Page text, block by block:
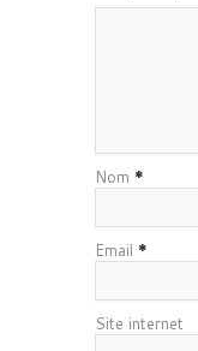
Nom *
Email *
Site internet